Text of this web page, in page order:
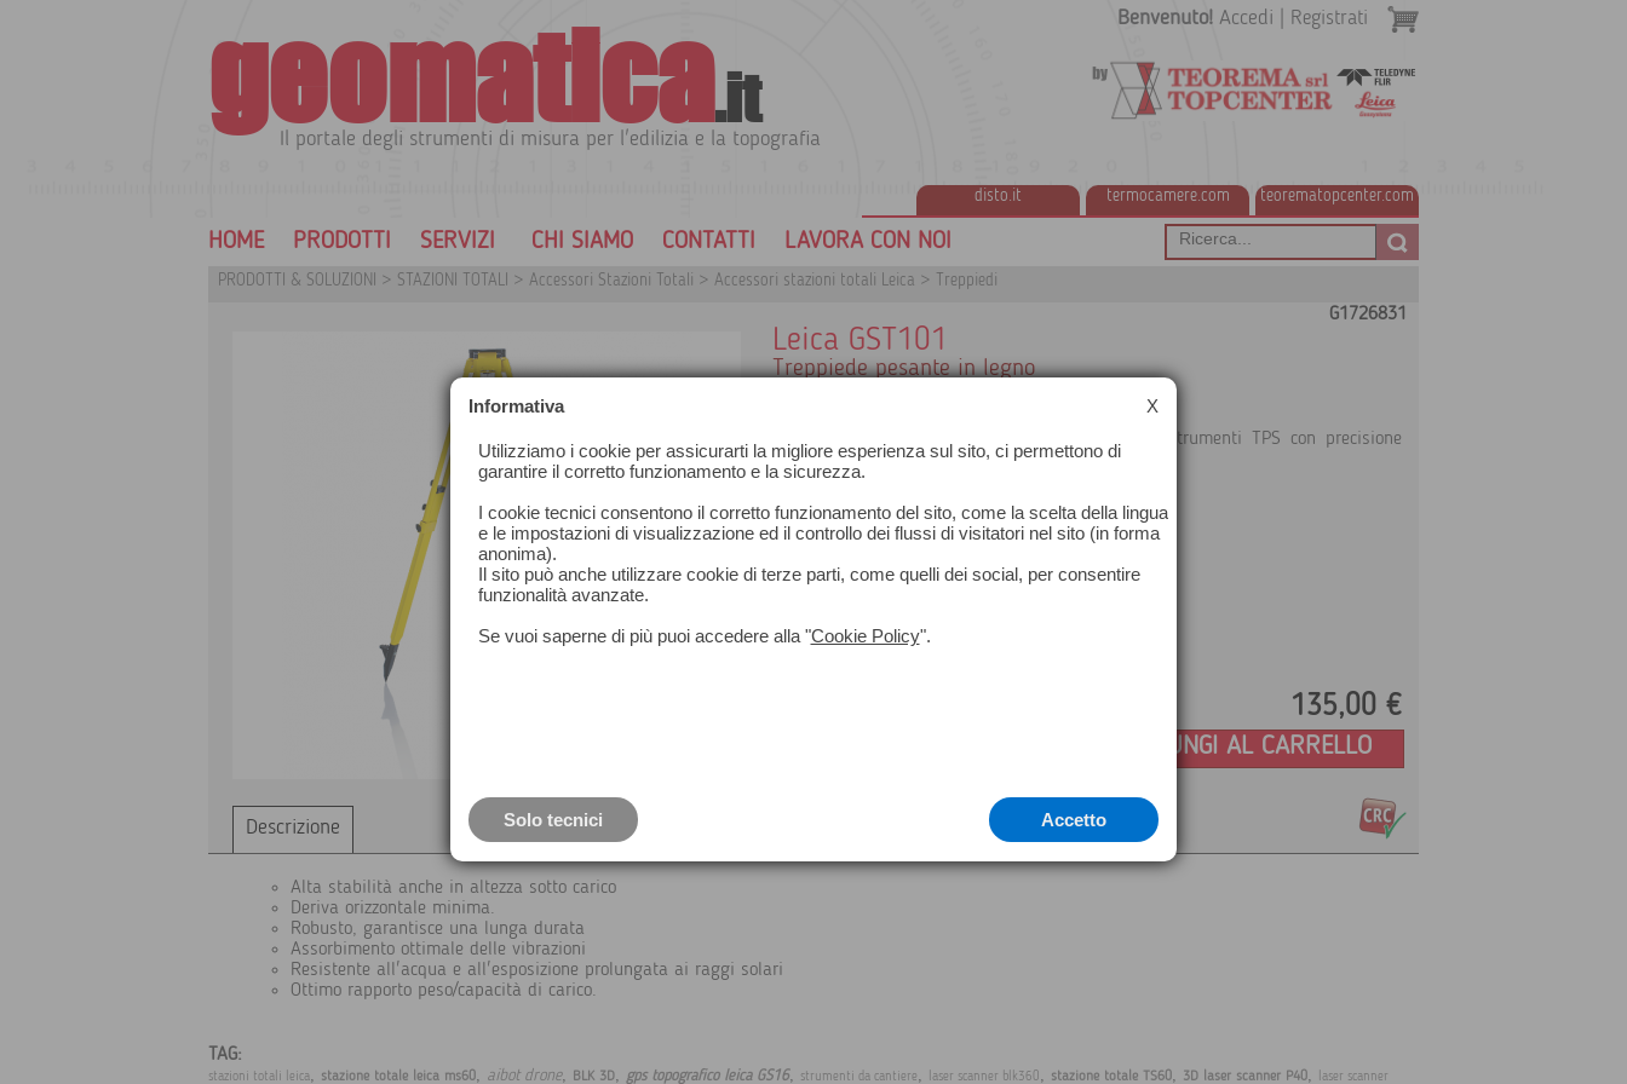
geomatica.it
Il portale degli strumenti di misura per l'edilizia e la topografia
disto.it termocamere.com teorematopcenter.com
Benvenuto! Accedi Registrati
HOME PRODOTTI SERVIZI CHI SIAMO CONTATTI LAVORA CON NOI
PRODOTTI & SOLUZIONI > STAZIONI TOTALI > Accessori Stazioni Totali > Accessori stazioni totali Leica > Treppiedi
G1726831
Leica GST101
Treppiede pesante in legno
Ottimo rapporto qualità/prezzo, ideale per gli strumenti TPS con precisione
angolare min. di 5“ e riflettori
Lunghezza 104 cm - estendibile fino a 166 cm
135,00 €
AGGIUNGI AL CARRELLO
Descrizione
Alta stabilità anche in altezza sotto carico
Deriva orizzontale minima.
Robusto, garantisce una lunga durata
Assorbimento ottimale delle vibrazioni
Resistente all'acqua e all'esposizione prolungata ai raggi solari
Ottimo rapporto peso/capacità di carico.
TAG:
stazioni totali leica, stazione totale leica ms60, aibot drone, BLK 3D, gps topografico leica GS16, strumenti da cantiere, laser scanner blk360, stazione totale TS60, 3D laser scanner P40, laser scanner
Informativa X
Utilizziamo i cookie per assicurarti la migliore esperienza sul sito, ci permettono di
garantire il corretto funzionamento e la sicurezza.
I cookie tecnici consentono il corretto funzionamento del sito, come la scelta della lingua
e le impostazioni di visualizzazione ed il controllo dei flussi di visitatori nel sito (in forma
anonima).
Il sito può anche utilizzare cookie di terze parti, come quelli dei social, per consentire
funzionalità avanzate.
Se vuoi saperne di più puoi accedere alla "Cookie Policy".
Solo tecnici Accetto